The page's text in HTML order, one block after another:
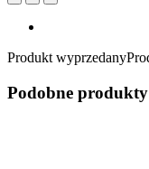
Produkt wyprzedany
Podobne produkty